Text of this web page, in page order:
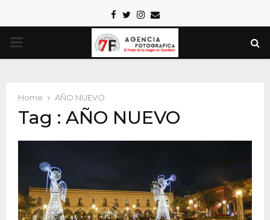
Facebook
TwitterInstagram
Email
PRIMARY
Home AÑO NUEVO
Tag : AÑO NUEVO